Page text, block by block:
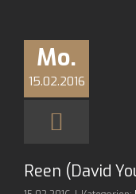
Mo.
15.02.2016
Reen (David